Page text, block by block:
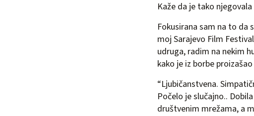
Kaže da je tako
Fokusirana sam na to da
moj Sarajevo Film
udruga, radim na nekim
kako je iz borbe
“Ljubičanstvena.
Počelo je slučajno..
društvenim mrežama, a